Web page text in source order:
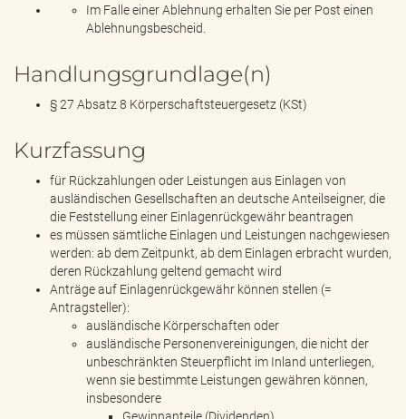
Im Falle einer Ablehnung erhalten Sie per Post einen
Ablehnungsbescheid.
Handlungsgrundlage(n)
§ 27 Absatz 8 Körperschaftsteuergesetz (KSt)
Kurzfassung
für Rückzahlungen oder Leistungen aus Einlagen von
ausländischen Gesellschaften an deutsche Anteilseigner, die
die Feststellung einer Einlagenrückgewähr beantragen
es müssen sämtliche Einlagen und Leistungen nachgewiesen
werden: ab dem Zeitpunkt, ab dem Einlagen erbracht wurden,
deren Rückzahlung geltend gemacht wird
Anträge auf Einlagenrückgewähr können stellen (=
Antragsteller):
ausländische Körperschaften oder
ausländische Personenvereinigungen, die nicht der
unbeschränkten Steuerpflicht im Inland unterliegen,
wenn sie bestimmte Leistungen gewähren können,
insbesondere